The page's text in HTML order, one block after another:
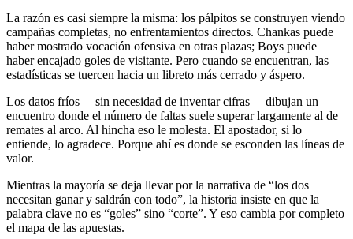
La razón es casi siempre la misma: los pálpitos se construyen viendo
campañas completas, no enfrentamientos directos. Chankas puede
haber mostrado vocación ofensiva en otras plazas; Boys puede
haber encajado goles de visitante. Pero cuando se encuentran, las
estadísticas se tuercen hacia un libreto más cerrado y áspero.
Los datos fríos —sin necesidad de inventar cifras— dibujan un
encuentro donde el número de faltas suele superar largamente al de
remates al arco. Al hincha eso le molesta. El apostador, si lo
entiende, lo agradece. Porque ahí es donde se esconden las líneas de
valor.
Mientras la mayoría se deja llevar por la narrativa de “los dos
necesitan ganar y saldrán con todo”, la historia insiste en que la
palabra clave no es “goles” sino “corte”. Y eso cambia por completo
el mapa de las apuestas.